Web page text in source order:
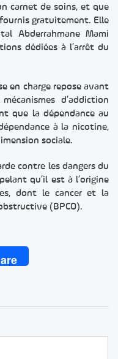
carnet de soins, et que
gratuitement. Elle
Abderrahmane Mami
dédiées à l’arrêt du
en charge repose avant
d’addiction
que la dépendance au
à la nicotine,
sociale.
contre les dangers du
qu’il est à l’origine
dont le cancer et la
(BPCO).